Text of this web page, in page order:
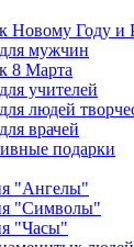
Новому Году и
мужчин
8 Марта
учителей
людей
врачей
подарки
"Ангелы"
"Символы"
"Часы"